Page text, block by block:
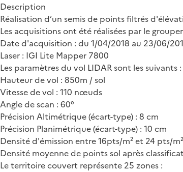
Description
Réalisation d’un semis de points filtrés
Les acquisitions ont été réalisées par le
Date d'acquisition : du 1/04/2018 au 23/06/
Laser : IGI Lite Mapper 7800
Les paramètres du vol LIDAR sont les suivants :
Hauteur de vol : 850m / sol
Vitesse de vol : 110 nœuds
Angle de scan : 60°
Précision Altimétrique (écart-type) : 8 cm
Précision Planimétrique (écart-type) : 10 cm
Densité d'émission entre 16pts/m² et 24 pts/m²
Densité moyenne de points sol après
Le territoire couvert représente 25 zones :